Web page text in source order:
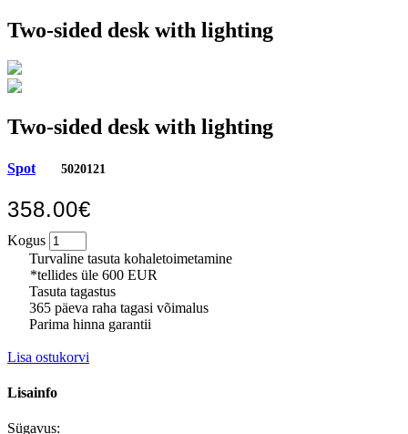
Two-sided desk with lighting
Two-sided desk with lighting
Spot 5020121
358.00€
Kogus
Turvaline tasuta kohaletoimetamine
*tellides üle 600 EUR
Tasuta tagastus
365 päeva raha tagasi võimalus
Parima hinna garantii
Lisa ostukorvi
Lisainfo
Sügavus: